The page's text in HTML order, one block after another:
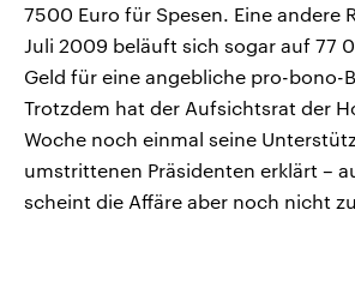
7500 Euro für Spesen. Eine andere
Juli 2009 beläuft sich sogar auf 77
Geld für eine angebliche pro-bono-
Trotzdem hat der Aufsichtsrat der
Woche noch einmal seine
umstrittenen Präsidenten erklärt –
scheint die Affäre aber noch nicht